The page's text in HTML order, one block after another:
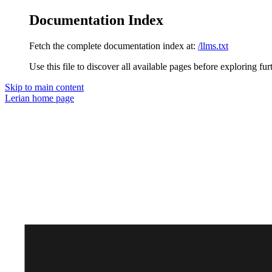
Documentation Index
Fetch the complete documentation index at: /llms.txt
Use this file to discover all available pages before exploring
Skip to main content
Lerian home page